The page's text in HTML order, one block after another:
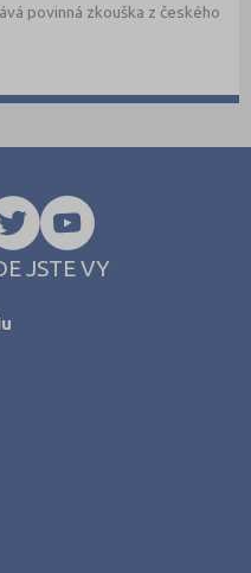
povinná zkouška z českého
JSTE VY